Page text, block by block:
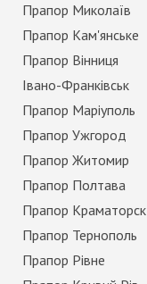
Прапор Миколаїв
Прапор Кам'янське
Прапор Вінниця
Івано-Франківськ
Прапор Маріуполь
Прапор Ужгород
Прапор Житомир
Прапор Полтава
Прапор Краматорск
Прапор Тернополь
Прапор Рівне